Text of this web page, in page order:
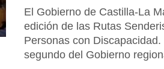
El Gobierno de Castilla-La
edición de las Rutas
Personas con
segundo del Gobierno